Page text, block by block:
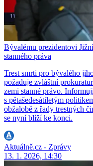
Bývalému prezidentovi
stanného práva
Trest smrti pro bývalého
požaduje zvláštní
zemi stanné právo.
s pětašedesátiletým
obžalobě z řady trestných
se nyní blíží ke konci.
Aktuálně.cz - Zprávy
13. 1. 2026, 14:30